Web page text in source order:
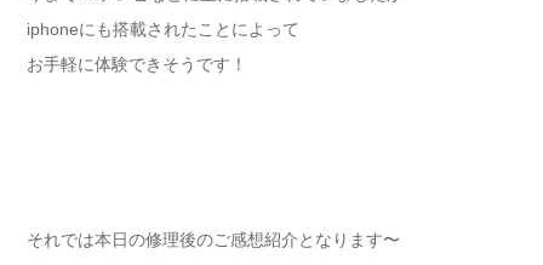
iphoneにも搭載されたことによって
お手軽に体験できそうです！
それでは本日の修理後のご感想紹介となります〜